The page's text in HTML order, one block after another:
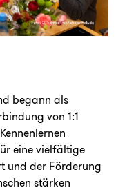
Login
begann als
von 1:1
eine vielfältige
und der Förderung
stärken